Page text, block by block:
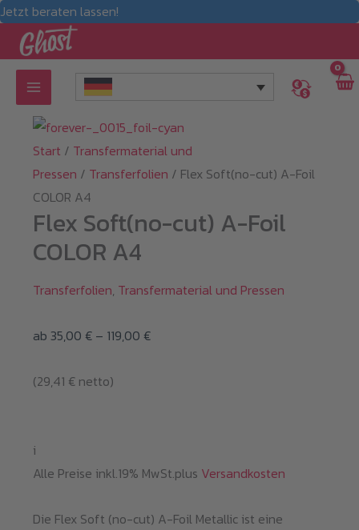
Jetzt beraten lassen!
Zum
Inhalt
springen
Start / Transfermaterial und
Pressen / Transferfolien / Flex Soft(no-cut) A-Foil
COLOR A4
Flex Soft(no-cut) A-Foil
COLOR A4
Transferfolien, Transfermaterial und Pressen
ab 35,00 € – 119,00 €Preisspanne:
(29,41 €netto)
i
Alle Preise inkl.19% MwSt.plus Versandkosten
Die Flex Soft (no-cut) A-Foil Metallic ist eine